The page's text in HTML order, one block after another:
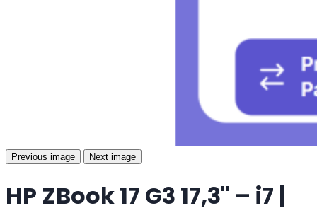
Previous image Next image
HP ZBook 17 G3 17,3" – i7 |